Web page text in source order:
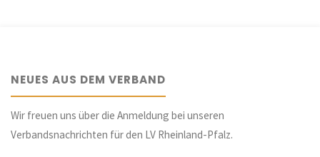
NEUES AUS DEM VERBAND
Wir freuen uns über die Anmeldung bei unseren
Verbandsnachrichten für den LV Rheinland-Pfalz.